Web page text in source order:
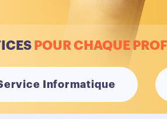
POUR CHAQUE
Informatique